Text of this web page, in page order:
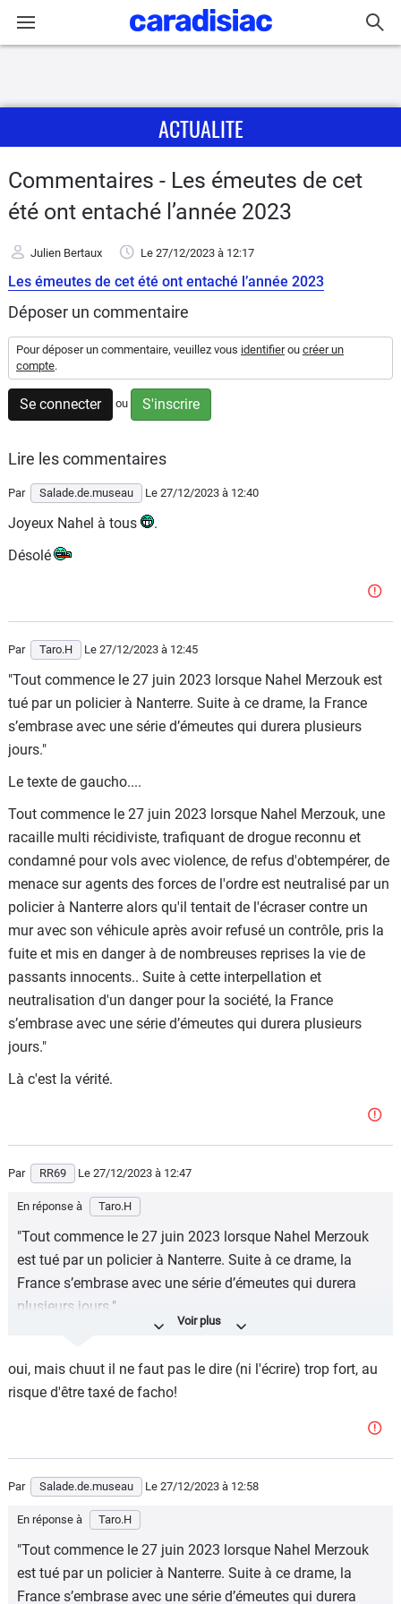
Actu
Essais
Guide
d'achat
Utilitaires
Flottes
Services
Forum
Marques
ACTUALITE
Commentaires - Les émeutes de cet
été ont entaché l’année 2023
Julien Bertaux Le 27/12/2023 à 12:17
Les émeutes de cet été ont entaché l’année 2023
Déposer un commentaire
Pour déposer un commentaire, veuillez vous identifierou créer un
compte.
Se connecter ou S'inscrire
Lire les commentaires
Par Salade.de.museau Le 27/12/2023 à 12:40
Joyeux Nahel à tous
.
Désolé
Par Taro.H Le 27/12/2023 à 12:45
"Tout commence le 27 juin 2023 lorsque Nahel Merzouk est
tué par un policier à Nanterre. Suite à ce drame, la France
s’embrase avec une série d’émeutes qui durera plusieurs
jours."
Le texte de gaucho....
Tout commence le 27 juin 2023 lorsque Nahel Merzouk, une
racaille multi récidiviste, trafiquant de drogue reconnu et
condamné pour vols avec violence, de refus d'obtempérer, de
menace sur agents des forces de l'ordre est neutralisé par un
policier à Nanterre alors qu'il tentait de l'écraser contre un
mur avec son véhicule après avoir refusé un contrôle, pris la
fuite et mis en danger à de nombreuses reprises la vie de
passants innocents.. Suite à cette interpellation et
neutralisation d'un danger pour la société, la France
s’embrase avec une série d’émeutes qui durera plusieurs
jours."
Là c'est la vérité.
Par RR69 Le 27/12/2023 à 12:47
En réponse à Taro.H
"Tout commence le 27 juin 2023 lorsque Nahel Merzouk
est tué par un policier à Nanterre. Suite à ce drame, la
France s’embrase avec une série d’émeutes qui durera
plusieurs jours."
Tout commence le 27 juin 2023 lorsque Nahel Merzouk,
une racaille multi récidiviste, trafiquant de drogue reconnu
d'obtempérer, de menace sur agents des forces de l'ordre
est neutralisé par un policier à Nanterre alors qu'il tentait
de l'écraser contre un mur avec son véhicule après avoir
refusé un contrôle, pris la fuite et mis en danger à de
nombreuses reprises la vie de passants innocents.. Suite
à cette interpellation et neutralisation d'un danger pour la
société, la France s’embrase avec une série d’émeutes qui
oui, mais chuut il ne faut pas le dire (ni l'écrire) trop fort, au
risque d'être taxé de facho!
Par Salade.de.museau Le 27/12/2023 à 12:58
En réponse à Taro.H
"Tout commence le 27 juin 2023 lorsque Nahel Merzouk
est tué par un policier à Nanterre. Suite à ce drame, la
France s’embrase avec une série d’émeutes qui durera